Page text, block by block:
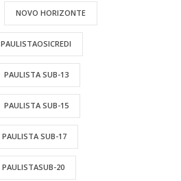
NOVO HORIZONTE
PAULISTAOSICREDI
PAULISTA SUB-13
PAULISTA SUB-15
PAULISTA SUB-17
PAULISTASUB-20